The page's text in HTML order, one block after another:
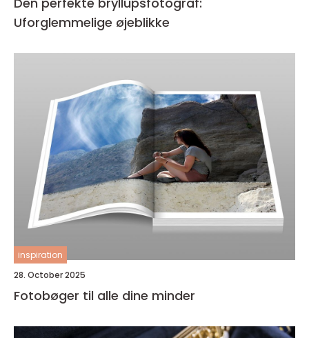
Uforglemmelige øjeblikke
inspiration
28. October 2025
Fotobøger til alle dine minder